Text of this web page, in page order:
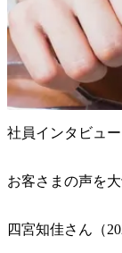
社員インタビュー
お客さまの声を
四宮知佳さん（